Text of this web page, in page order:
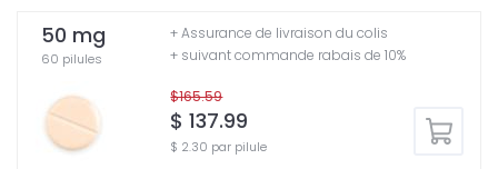
50 mg
60 pilules
$165.59
$ 137.99
$ 2.30 par pilule
+ Assurance de livraison du colis
+ suivant commande rabais de 10%